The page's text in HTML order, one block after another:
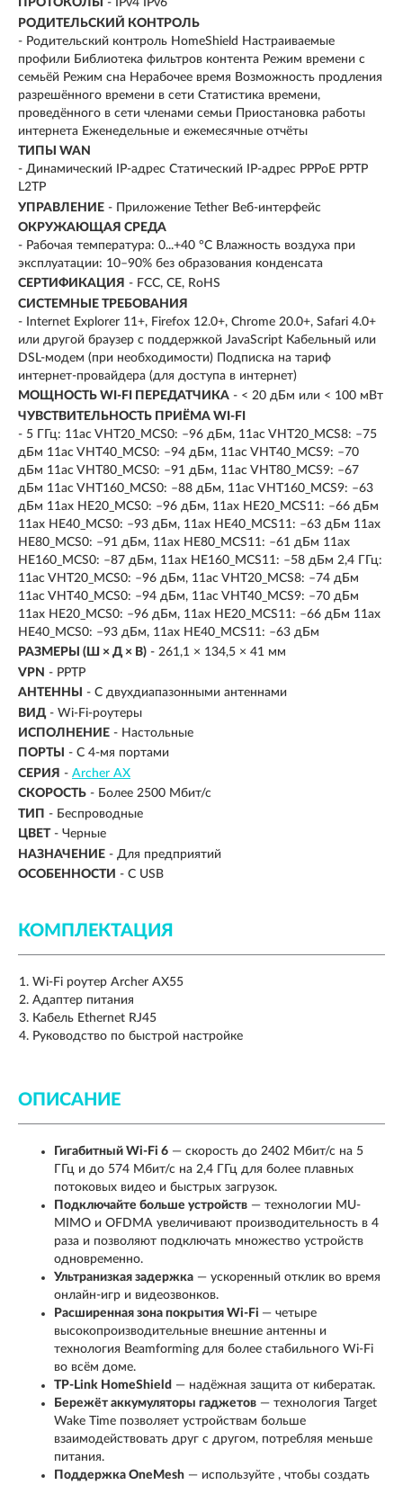
ПРОТОКОЛЫ
- IPv4 IPv6
РОДИТЕЛЬСКИЙ КОНТРОЛЬ
- Родительский контроль HomeShield Настраиваемые
профили Библиотека фильтров контента Режим времени с
семьёй Режим сна Нерабочее время Возможность продления
разрешённого времени в сети Статистика времени,
проведённого в сети членами семьи Приостановка работы
интернета Еженедельные и ежемесячные отчёты
ТИПЫ WAN
- Динамический IP-адрес Статический IP-адрес PPPoE PPTP
L2TP
УПРАВЛЕНИЕ - Приложение Tether Веб-интерфейс
ОКРУЖАЮЩАЯ СРЕДА
- Рабочая температура: 0...+40 °C Влажность воздуха при
эксплуатации: 10–90% без образования конденсата
СЕРТИФИКАЦИЯ - FCC, CE, RoHS
СИСТЕМНЫЕ ТРЕБОВАНИЯ
- Internet Explorer 11+, Firefox 12.0+, Chrome 20.0+, Safari 4.0+
или другой браузер с поддержкой JavaScript Кабельный или
DSL-модем (при необходимости) Подписка на тариф
интернет-провайдера (для доступа в интернет)
МОЩНОСТЬ WI-FI ПЕРЕДАТЧИКА - < 20 дБм или < 100 мВт
ЧУВСТВИТЕЛЬНОСТЬ ПРИЁМА WI-FI
- 5 ГГц: 11ac VHT20_MCS0: –96 дБм, 11ac VHT20_MCS8: –75
дБм 11ac VHT40_MCS0: –94 дБм, 11ac VHT40_MCS9: –70
дБм 11ac VHT80_MCS0: –91 дБм, 11ac VHT80_MCS9: –67
дБм 11ac VHT160_MCS0: –88 дБм, 11ac VHT160_MCS9: –63
дБм 11ax HE20_MCS0: –96 дБм, 11ax HE20_MCS11: –66 дБм
11ax HE40_MCS0: –93 дБм, 11ax HE40_MCS11: –63 дБм 11ax
HE80_MCS0: –91 дБм, 11ax HE80_MCS11: –61 дБм 11ax
HE160_MCS0: –87 дБм, 11ax HE160_MCS11: –58 дБм 2,4 ГГц:
11ac VHT20_MCS0: –96 дБм, 11ac VHT20_MCS8: –74 дБм
11ac VHT40_MCS0: –94 дБм, 11ac VHT40_MCS9: –70 дБм
11ax HE20_MCS0: –96 дБм, 11ax HE20_MCS11: –66 дБм 11ax
HE40_MCS0: –93 дБм, 11ax HE40_MCS11: –63 дБм
РАЗМЕРЫ (Ш × Д × В) - 261,1 × 134,5 × 41 мм
VPN - PPTP
АНТЕННЫ
- С двухдиапазонными антеннами
ВИД - Wi-Fi-роутеры
ИСПОЛНЕНИЕ - Настольные
ПОРТЫ
- С 4-мя портами
СЕРИЯ - Archer AX
СКОРОСТЬ - Более 2500 Мбит/с
ТИП - Беспроводные
ЦВЕТ - Черные
НАЗНАЧЕНИЕ - Для предприятий
ОСОБЕННОСТИ - С USB
КОМПЛЕКТАЦИЯ
Wi-Fi роутер Archer AX55
Адаптер питания
Кабель Ethernet RJ45
Руководство по быстрой настройке
ОПИСАНИЕ
Гигабитный Wi-Fi 6 — скорость до 2402 Мбит/с на 5
ГГц и до 574 Мбит/с на 2,4 ГГц для более плавных
потоковых видео и быстрых загрузок.
Подключайте больше устройств — технологии MU-
MIMO и OFDMA увеличивают производительность в 4
раза и позволяют подключать множество устройств
одновременно.
Ультранизкая задержка — ускоренный отклик во время
онлайн-игр и видеозвонков.
Расширенная зона покрытия Wi-Fi — четыре
высокопроизводительные внешние антенны и
технология Beamforming для более стабильного Wi-Fi
во всём доме.
TP-Link HomeShield — надёжная защита от кибератак.
Бережёт аккумуляторы гаджетов — технология Target
Wake Time позволяет устройствам больше
взаимодействовать друг с другом, потребляя меньше
питания.
Поддержка OneMesh — используйте , чтобы создать